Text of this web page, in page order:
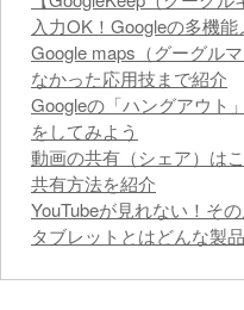
入力OK！Googleの多機
Google maps（グーグル
なかった応用技まで紹介
Googleの「ハングアウト
をしてみよう
動画の共有（シェア）は
共有方法を紹介
YouTubeが見れない！そ
タブレットとはどんな製